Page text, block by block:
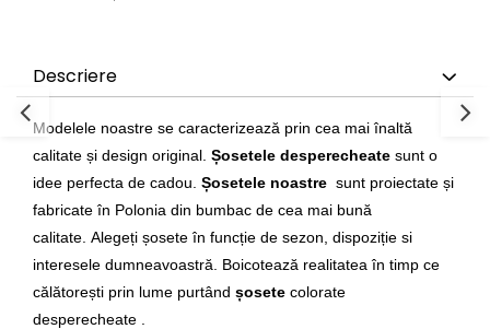
Descriere
Modelele noastre se caracterizează prin cea mai înaltă
calitate și design original. Șosetele desperecheate sunt o
idee perfecta de cadou. Șosetele noastre sunt proiectate și
fabricate în Polonia din bumbac de cea mai bună
calitate. Alegeți șosete în funcție de sezon, dispoziție si
interesele dumneavoastră. Boicotează realitatea în timp ce
călătorești prin lume purtând șosete colorate
desperecheate